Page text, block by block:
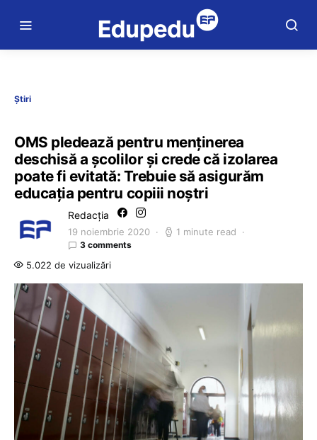
Știri
OMS pledează pentru menţinerea
deschisă a şcolilor şi crede că izolarea
poate fi evitată: Trebuie să asigurăm
educaţia pentru copiii noştri
Redacția
19 noiembrie 2020 1 minute read
3 comments
5.022 de vizualizări